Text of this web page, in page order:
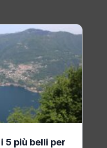
5 più belli per